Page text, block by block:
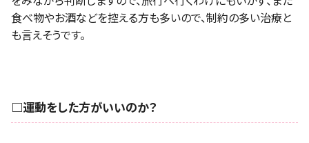
食べ物やお酒などを控える方も多いので、制約の多い治療と
も言えそうです。
□運動をした方がいいのか？